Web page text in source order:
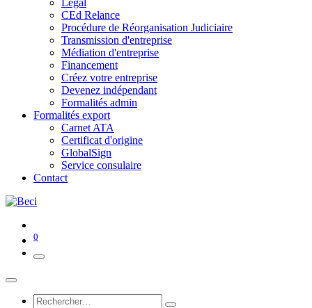
CEd Relance
Procédure de Réorganisation Judiciaire
Transmission d'entreprise
Médiation d'entreprise
Financement
Créez votre entreprise
Devenez indépendant
Formalités admin
Formalités export
Carnet ATA
Certificat d'origine
GlobalSign
Service consulaire
Contact
0